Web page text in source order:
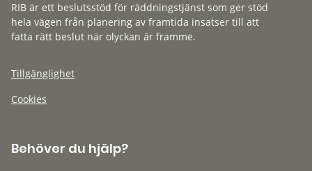
RIB är ett beslutsstöd för räddningstjänst som ger stöd
hela vägen från planering av framtida insatser till att
fatta rätt beslut när olyckan är framme.
Tillgänglighet
Cookies
Behöver du hjälp?